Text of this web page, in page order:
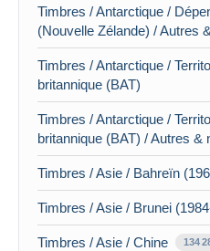
Timbres / Antarctique /
(Nouvelle Zélande) / Autres
Timbres / Antarctique /
britannique (BAT)
Timbres / Antarctique /
britannique (BAT) / Autres &
Timbres / Asie / Bahreïn
Timbres / Asie / Brunei
Timbres / Asie / Chine 134